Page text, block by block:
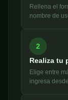
Rellena el
nombre de
2
Realiza tu
Elige entre
ingresa